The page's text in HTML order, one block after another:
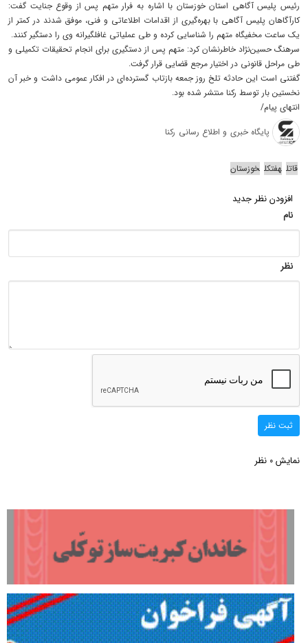
رئیس پلیس آگاهی استان خوزستان با اشاره به فرار متهم پس از وقوع جنایت گفت:
کارآگاهان پلیس آگاهی با بهره‌گیری از اقدامات اطلاعاتی و فنی، موفق شدند در کمتر از
یک ساعت مخفیگاه متهم را شناسایی کرده و طی عملیاتی غافلگیرانه وی را دستگیر کنند.
سرهنگ حسین‌نژاد خاطرنشان کرد: متهم پس از دستگیری برای انجام تحقیقات تکمیلی و
طی مراحل قانونی در اختیار مرجع قضایی قرار گرفت.
گفتنی است این حادثه تلخ روز جمعه بازتاب گسترده‌ای در افکار عمومی داشت و خبر آن
نخستین بار توسط رکنا منتشر شده بود.
انتهای پیام/
پایگاه خبری و اطلاع رسانی رکنا
قاتل هفتکل خوزستان
افزودن نظر جدید
نام
نظر
ثبت نظر
نمایش 0 نظر